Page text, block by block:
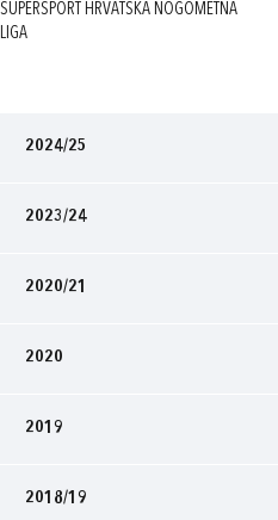
SUPERSPORT HRVATSKA NOGOMETNA
LIGA
2024/25
2023/24
2020/21
2020
2019
2018/19